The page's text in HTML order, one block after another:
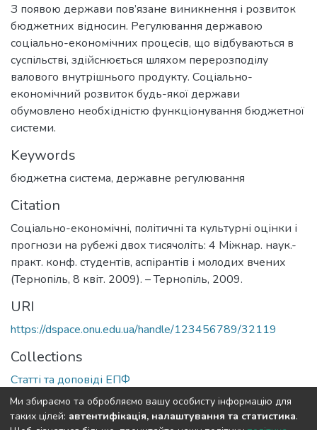
З появою держави пов’язане виникнення і розвиток
бюджетних відносин. Регулювання державою
соціально-економічних процесів, що відбуваються в
суспільстві, здійснюється шляхом перерозподілу
валового внутрішнього продукту. Соціально-
економічний розвиток будь-якої держави
обумовлено необхідністю функціонування бюджетної
системи.
Keywords
бюджетна система, державне регулювання
Citation
Соціально-економічні, політичні та культурні оцінки і
прогнози на рубежі двох тисячоліть: 4 Міжнар. наук.-
практ. конф. студентів, аспірантів і молодих вчених
(Тернопіль, 8 квіт. 2009). – Тернопіль, 2009.
URI
https://dspace.onu.edu.ua/handle/123456789/32119
Collections
Статті та доповіді ЕПФ
Full item page
Ми збираємо та обробляємо вашу особисту інформацію для
таких цілей: автентифікація, налаштування та статистика.